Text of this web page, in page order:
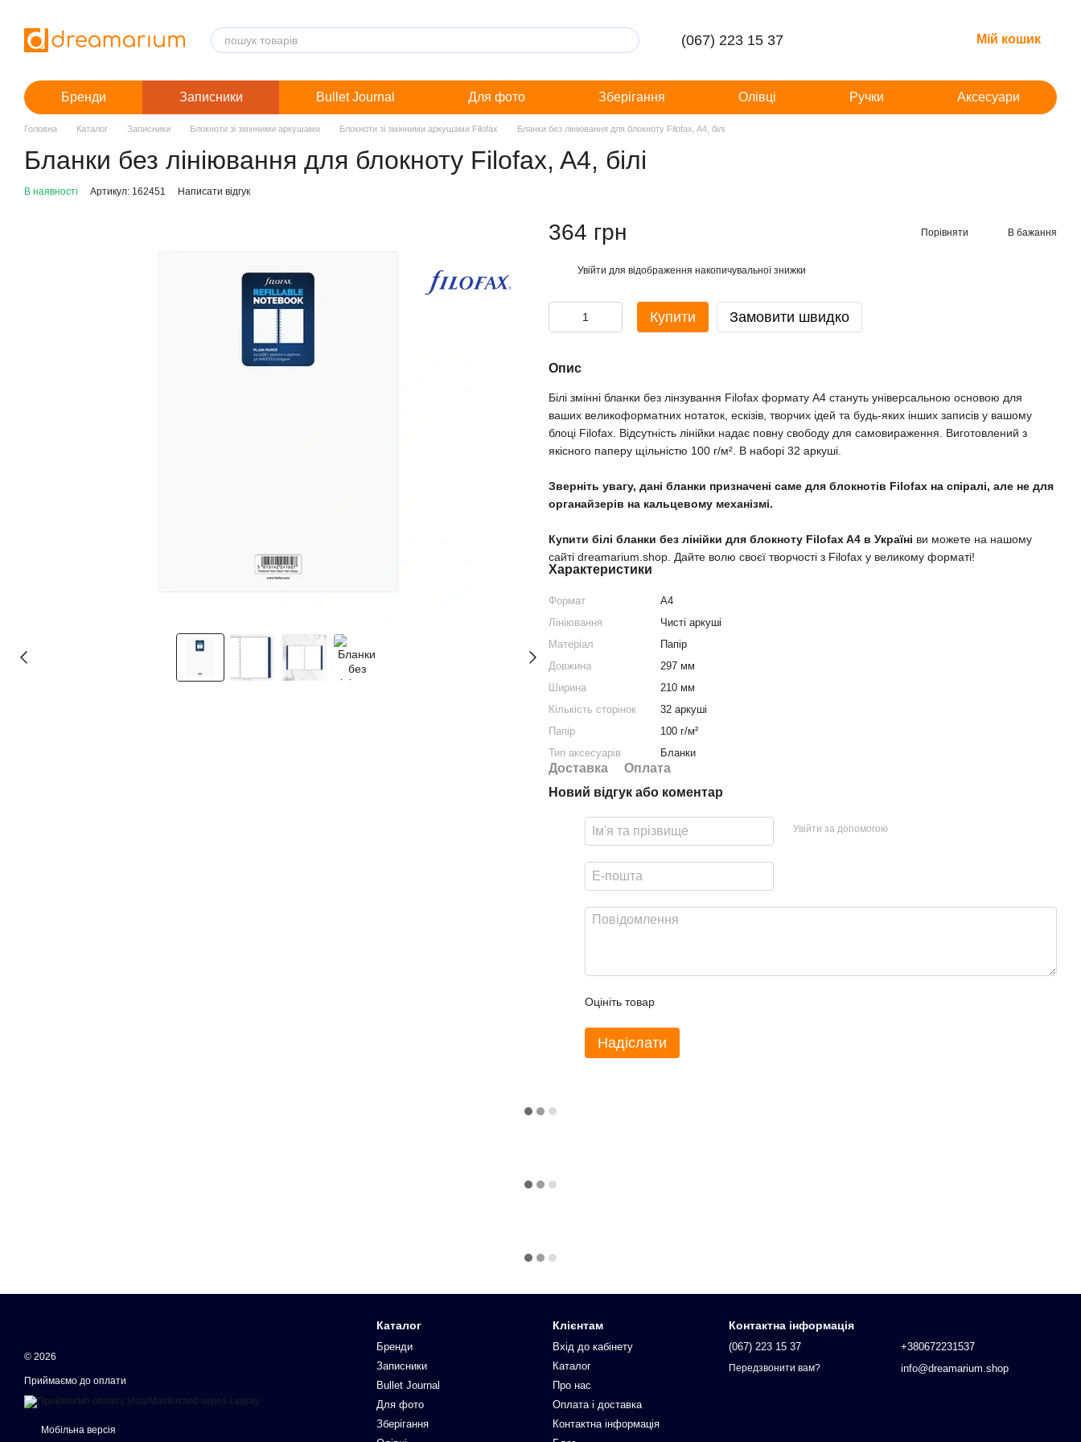
(067) 223 15 37 Мій кошик
Бренди Записники Bullet Journal Для фото Зберігання Олівці Ручки Аксесуари
Головна Каталог Записники Блокноти зі змінними аркушами Блокноти зі змінними аркушами Filofax Бланки без лініювання для блокноту Filofax, A4, білі
Бланки без лініювання для блокноту Filofax, A4, білі
В наявності Артикул: 162451 Написати відгук
364 грн Порівняти В бажання
Увійти для відображення накопичувальної знижки
Купити Замовити швидко
Опис
Білі змінні бланки без лінзування Filofax формату А4 стануть універсальною основою для
ваших великоформатних нотаток, ескізів, творчих ідей та будь-яких інших записів у вашому
блоці Filofax. Відсутність лінійки надає повну свободу для самовираження. Виготовлений з
якісного паперу щільністю 100 г/м². В наборі 32 аркуші.
Зверніть увагу, дані бланки призначені саме для блокнотів Filofax на спіралі, але не для
органайзерів на кальцевому механізмі.
Купити білі бланки без лінійки для блокноту Filofax A4 в Україні ви можете на нашому
сайті dreamarium.shop. Дайте волю своєї творчості з Filofax у великому форматі!
Характеристики
Формат
A4
Лініювання
Чисті аркуші
Матеріал
Папір
Довжина
297 мм
Ширина
210 мм
Кількість сторінок
32 аркуші
Папір
100 г/м²
Тип аксесуарів
Бланки
Доставка
Оплата
Новий відгук або коментар
Увійти за допомогою
Оцініть товар
Надіслати
© 2026
Приймаємо до оплати
Мобільна версія
Каталог
Бренди
Записники
Bullet Journal
Для фото
Зберігання
Клієнтам
Вхід до кабінету
Каталог
Про нас
Оплата і доставка
Контактна інформація
Контактна інформація
(067) 223 15 37
Передзвонити вам?
+380672231537
info@dreamarium.shop